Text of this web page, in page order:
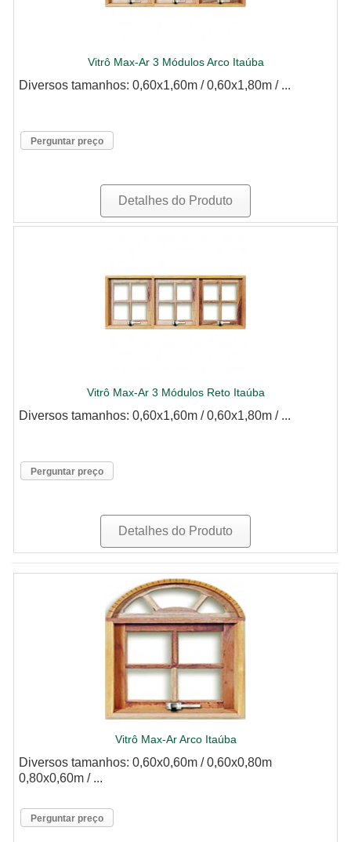
Vitrô Max-Ar 3 Módulos Arco Itaúba
Diversos tamanhos: 0,60x1,60m / 0,60x1,80m / ...
Perguntar preço
Detalhes do Produto
Vitrô Max-Ar 3 Módulos Reto Itaúba
Diversos tamanhos: 0,60x1,60m / 0,60x1,80m / ...
Perguntar preço
Detalhes do Produto
Vitrô Max-Ar Arco Itaúba
Diversos tamanhos: 0,60x0,60m / 0,60x0,80m
0,80x0,60m / ...
Perguntar preço